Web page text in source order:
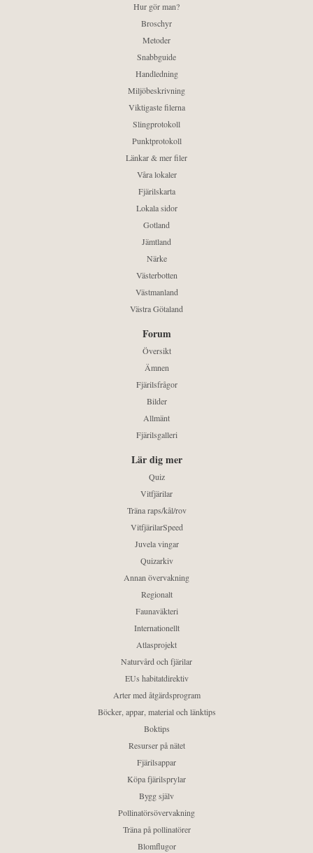
Hur gör man?
Broschyr
Metoder
Snabbguide
Handledning
Miljöbeskrivning
Viktigaste filerna
Slingprotokoll
Punktprotokoll
Länkar & mer filer
Våra lokaler
Fjärilskarta
Lokala sidor
Gotland
Jämtland
Närke
Västerbotten
Västmanland
Västra Götaland
Forum
Översikt
Ämnen
Fjärilsfrågor
Bilder
Allmänt
Fjärilsgalleri
Lär dig mer
Quiz
Vitfjärilar
Träna raps/kål/rov
VitfjärilarSpeed
Juvela vingar
Quizarkiv
Annan övervakning
Regionalt
Faunaväkteri
Internationellt
Atlasprojekt
Naturvård och fjärilar
EUs habitatdirektiv
Arter med åtgärdsprogram
Böcker, appar, material och länktips
Boktips
Resurser på nätet
Fjärilsappar
Köpa fjärilsprylar
Bygg själv
Pollinatörsövervakning
Träna på pollinatörer
Blomflugor